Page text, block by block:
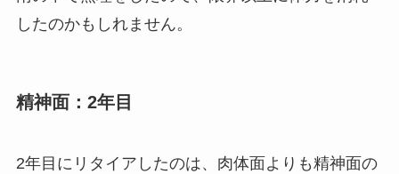
したのかもしれません。
精神面：2年目
2年目にリタイアしたのは、肉体面よりも精神面の